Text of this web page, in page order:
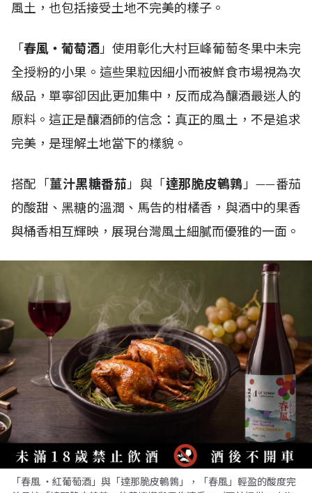
風土，也包括接受土地不完美的樣子。
「春風・葡萄酒」使用彰化大村巨峰葡萄冬果中未完
全授粉的小果。這些果粒因細小而被鮮食市場視為次
級品，單寧卻因此更加集中，反而成為釀酒最迷人的
原料。這正是釀酒師的信念：真正的風土，不是追求
完美，是理解土地當下的樣貌。
搭配「薑汁黑糖番茄」與「達那脆皮鵪鶉」——番茄
的酸甜、黑糖的溫潤、馬告的柑橘香，與酒中的果香
與桶香相互輝映，展現台灣風土細膩而優雅的一面。
「春風 ・紅葡萄酒」與「達那脆皮鵪鶉」，「春風」輕盈的酸度完